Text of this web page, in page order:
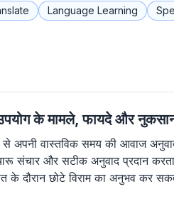
Language Learning
के मामले, फायदे और
वास्तविक समय की आवाज
संचार और सटीक अनुवाद प्रदान
के दौरान छोटे विराम का अनुभव कर